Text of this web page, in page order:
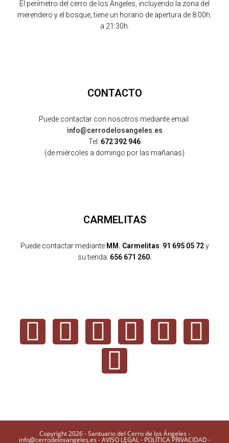
El perímetro del cerro de los Ángeles, incluyendo la zona del
merendero y el bosque, tiene un horario de apertura de 8:00h.
a 21:30h.
CONTACTO
Puede contactar con nosotros mediante email:
info@cerrodelosangeles.es
Tel: 672 392 946
(de miércoles a domingo por las mañanas)
CARMELITAS
Puede contactar medianteMM. Carmelitas: 91 695 05 72y
su tienda: 656 671 260.
Copyright 2026 - Santuario del Cerro de los Ángeles -
info@cerrodelosangeles.es -AVISO LEGAL- POLÍTICA PRIVACIDAD -